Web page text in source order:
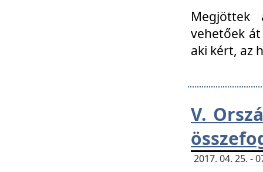
Megjöttek
vehetőek
aki kért, az
V.
2017. 04. 25. -